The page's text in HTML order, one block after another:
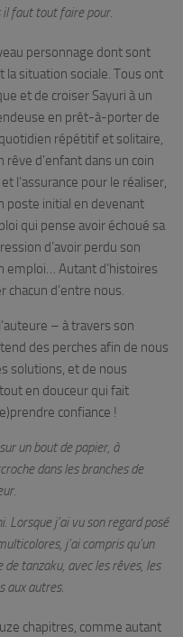
il faut tout faire pour.
personnage dont sont
la situation sociale. Tous ont
et de croiser Sayuri à un
en prêt-à-porter de
répétitif et solitaire,
d’enfant dans un coin
l’assurance pour le réaliser,
poste initial en devenant
qui pense avoir échoué sa
d’avoir perdu son
emploi… Autant d’histoires
d’entre nous.
– à travers son
des perches afin de nous
solutions, et de nous
en douceur qui fait
confiance !
un bout de papier, à
dans les branches de
Lorsque j’ai vu son regard posé
j’ai compris qu’un
tanzaku, avec les rêves, les
aux autres.
chapitres, comme autant